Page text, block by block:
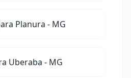
Planura - MG
Uberaba - MG